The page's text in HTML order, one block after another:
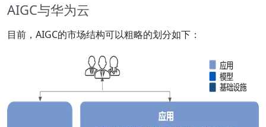
AIGC与华为云
目前，AIGC的市场结构可以粗略的划分如下：